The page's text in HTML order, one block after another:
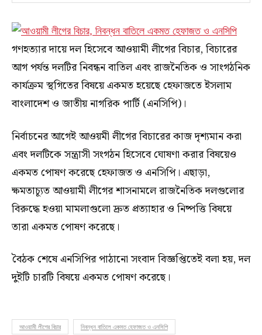
গণহত্যার দায়ে দল হিসেবে আওয়ামী লীগের বিচার, বিচারের
আগ পর্যন্ত দলটির নিবন্ধন বাতিল এবং রাজনৈতিক ও সাংগঠনিক
কার্যক্রম স্থগিতের বিষয়ে একমত হয়েছে হেফাজতে ইসলাম
বাংলাদেশ ও জাতীয় নাগরিক পার্টি (এনসিপি)।
নির্বাচনের আগেই আওয়মী লীগের বিচারের কাজ দৃশ্যমান করা
এবং দলটিকে সন্ত্রাসী সংগঠন হিসেবে ঘোষণা করার বিষয়েও
একমত পোষণ করেছে হেফাজত ও এনসিপি। এছাড়া,
ক্ষমতাচ্যূত আওয়ামী লীগের শাসনামলে রাজনৈতিক দলগুলোর
বিরুদ্ধে হওয়া মামলাগুলো দ্রুত প্রত্যাহার ও নিষ্পত্তি বিষয়ে
তারা একমত পোষণ করেছে।
বৈঠক শেষে এনসিপির পাঠানো সংবাদ বিজ্ঞপ্তিতেই বলা হয়, দল
দুইটি চারটি বিষয়ে একমত পোষণ করেছে।
আওয়ামী লীগের বিচার নিবন্ধন বাতিলে একমত হেফাজত ও এনসিপি